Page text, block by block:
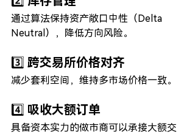
通过算法保持资产敞口中性（Delta
Neutral），降低方向风险。
3️⃣ 跨交易所价格对齐
减少套利空间，维持多市场价格一致。
4️⃣ 吸收大额订单
具备资本实力的做市商可以承接大额交